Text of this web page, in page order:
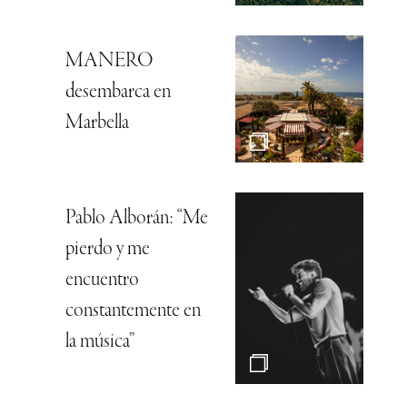
MANERO
desembarca en
Marbella
Pablo Alborán: “Me
pierdo y me
encuentro
constantemente en
la música”